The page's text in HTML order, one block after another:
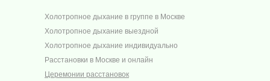
Холотропное дыхание в группе в Москве
Холотропное дыхание выездной
Холотропное дыхание индивидуально
Расстановки в Москве и онлайн
Церемонии расстановок